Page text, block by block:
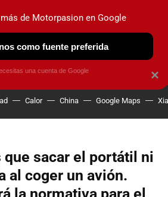
ELÉCTRICOS OBSERVATORIO
Calor China Google Maps
que sacar el portátil ni
al coger un avión.
×
de Motorpasion en Google
como fuente preferida
una cuenta de Google